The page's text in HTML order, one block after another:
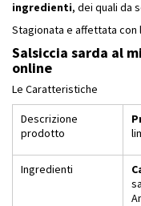
ingredienti, dei quali da
Stagionata e affettata con
Salsiccia sarda al
online
Le Caratteristiche
Descrizione
prodotto
Ingredienti